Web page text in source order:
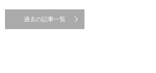
過去の記事一覧